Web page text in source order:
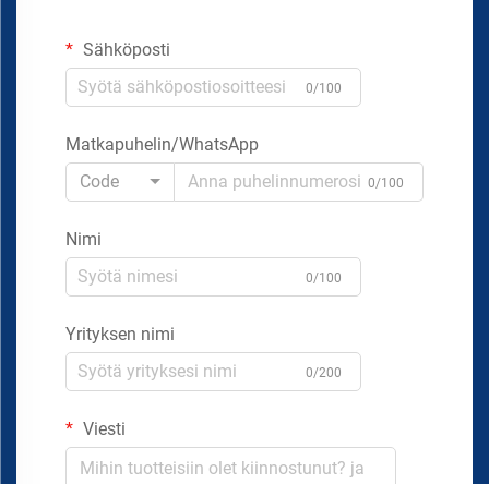
Sähköposti
0/100
Matkapuhelin/WhatsApp
Code
0/100
Nimi
0/100
Yrityksen nimi
0/200
Viesti